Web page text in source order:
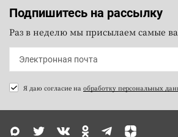
Подпишитесь на рассылку
Раз в неделю мы присылаем самые
Я даю согласие на обработку персональных